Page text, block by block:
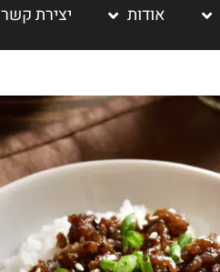
אודות יצירת קשר